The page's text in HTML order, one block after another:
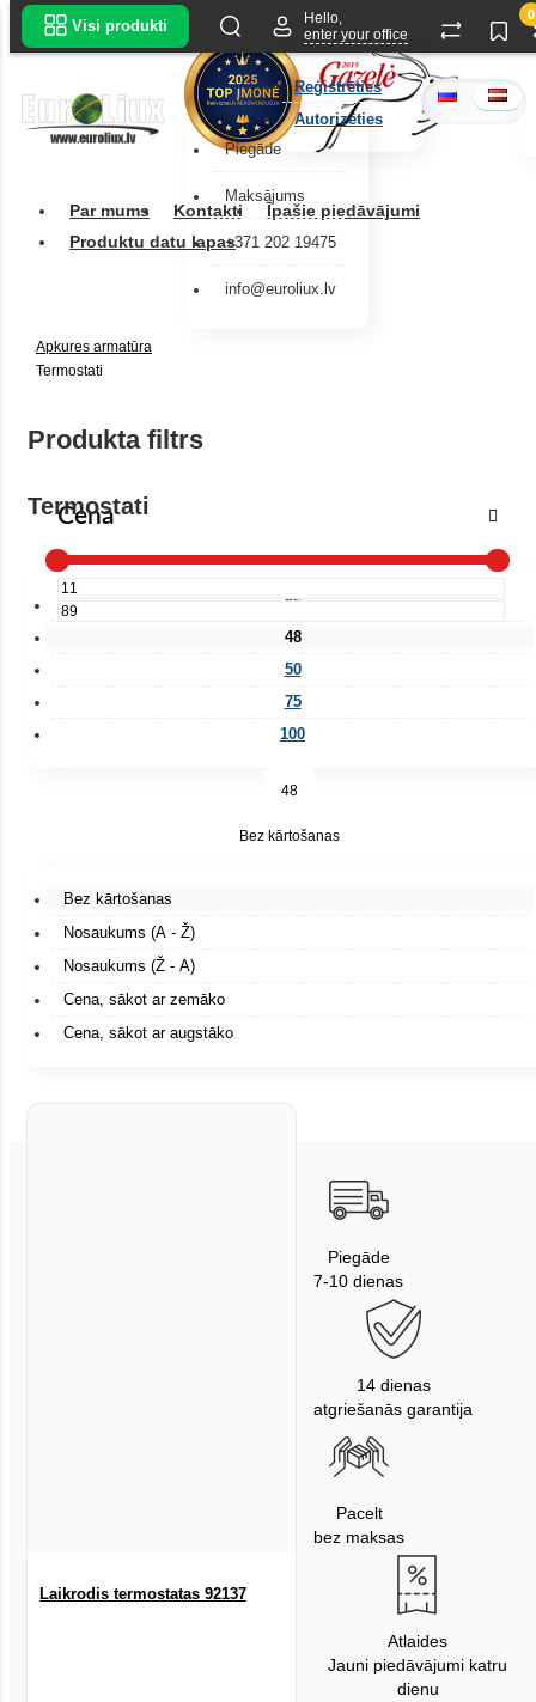
Piegāde
Maksājums
+371 202 19475
info@euroliux.lv
Par mums Kontakti
Īpašie piedāvājumi
Produktu datu lapas
Visi produkti
Hello,
enter your office
Reģistrēties
Autorizēties
0
Apkures armatūra
Termostati
Produkta filtrs
Cena
Termostati
25
48
50
75
100
48
Bez kārtošanas
Bez kārtošanas
Nosaukums (A - Ž)
Nosaukums (Ž - A)
Cena, sākot ar zemāko
Cena, sākot ar augstāko
Laikrodis termostatas 92137
Piegāde
7-10 dienas
14 dienas
atgriešanās garantija
Pacelt
bez maksas
Atlaides
Jauni piedāvājumi katru
dienu